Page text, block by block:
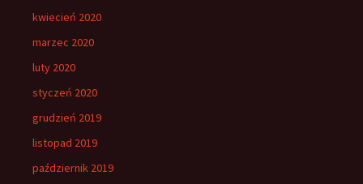
kwiecień 2020
marzec 2020
luty 2020
styczeń 2020
grudzień 2019
listopad 2019
październik 2019